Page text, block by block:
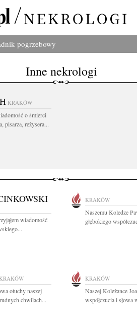
pogrzebowy
Inne nekrologi
KRAKÓW
o śmierci
pisarza, reżysera...
wiadomość
KRAKÓW
Naszemu Koledze
głębokiego
KRAKÓW
otuchy naszej
chwilach...
KRAKÓW
Naszej Koleżance
współczucia i słowa